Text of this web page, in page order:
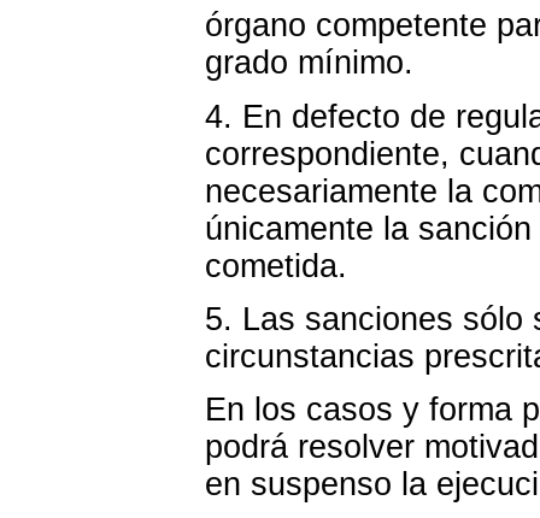
órgano competente
grado mínimo.
4. En defecto de
correspondiente,
necesariamente la
únicamente la
cometida.
5. Las sanciones sólo
circunstancias
En los casos y forma
podrá resolver
en suspenso la